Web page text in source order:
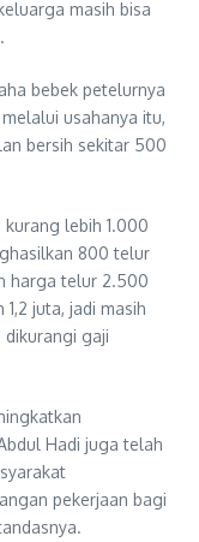
masih bisa
bebek petelurnya
usahanya itu,
bersih sekitar 500
lebih 1.000
800 telur
harga telur 2.500
juta, jadi masih
gaji
Hadi juga telah
pekerjaan bagi